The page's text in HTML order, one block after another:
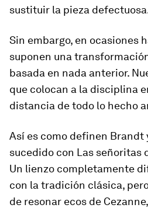
sustituir la pieza
Sin embargo, en ocasiones
suponen una
basada en nada anterior.
que colocan a la disciplina
distancia de todo lo hecho
Así es como definen Brandt
sucedido con Las señoritas
Un lienzo completamente
con la tradición clásica,
de resonar ecos de